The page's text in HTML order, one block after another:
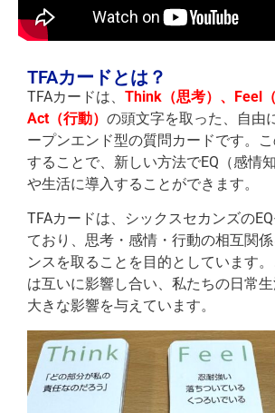
TFAカードとは？
TFAカードは、 Think（思考） 、 Feel
Act（行動） の頭文字を取った、自由
ープンエンド型の質問カードです。
することで、新しい方法でEQ（感情
や生活に導入することができます。
TFAカードは、シックスセカンズの
ており、思考・感情・行動の相互関
ンスを取ることを目的としています
は互いに影響し合い、私たちの日常
大きな影響を与えています。